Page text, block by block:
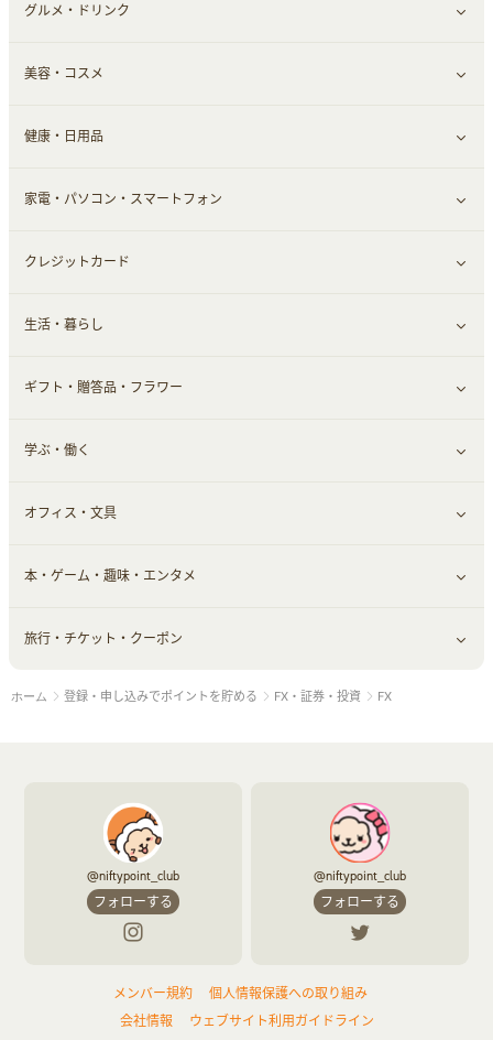
総合通販
デパート・スーパー
すべて見る
ファッション
インナー・下着
靴・フットウェア
小物・かばん
スーツ・フォーマル
グルメ・ドリンク
すべて見る
グルメ
ドリンク
お酒
食材宅配
美容・コスメ
すべて見る
スキンケア
メイクアップ
ヘアケア
メンズ美容
美容・ダイエット用品
脱毛用品
美容食品
健康・日用品
すべて見る
健康食品｜青汁・飲料
健康食品｜乳酸菌・ケフィア
健康食品｜その他
スポーツ・フィットネス
日用品・薬局・からだ
家電・パソコン・スマートフォン
すべて見る
家電・パソコン・ソフトウェア
スマホ・携帯電話・SIM
クレジットカード
すべて見る
クレジットカード
生活・暮らし
すべて見る
車情報・カーシェア・レンタル
お役立ち
生活雑貨・家具インテリア
赤ちゃん・こども・マタニティ
ペット
ギフト・贈答品・フラワー
すべて見る
ギフト・贈答品
フラワー
学ぶ・働く
すべて見る
習い事・学習・学校
オフィス・文具
すべて見る
オフィス・文具
本・ゲーム・趣味・エンタメ
すべて見る
ゲーム・趣味
旅行・チケット・クーポン
すべて見る
チケット・クーポン・チラシ
ホーム 登録・申し込みでポイントを貯める FX・証券・投資 FX
@niftypoint_club
フォローする
@niftypoint_club
フォローする
メンバー規約
個人情報保護への取り組み
会社情報
ウェブサイト利用ガイドライン